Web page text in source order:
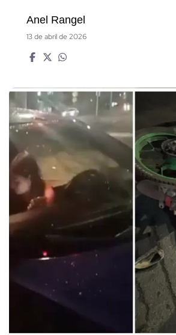
Anel Rangel
13 de abril de 2026